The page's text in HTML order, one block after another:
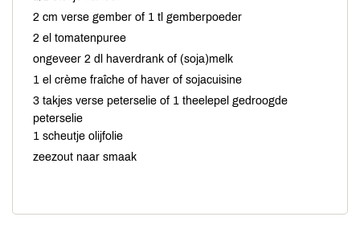
2 cm verse gember of 1 tl gemberpoeder
2 el tomatenpuree
ongeveer 2 dl haverdrank of (soja)melk
1 el crème fraîche of haver of sojacuisine
3 takjes verse peterselie of 1 theelepel gedroogde
peterselie
1 scheutje olijfolie
zeezout naar smaak